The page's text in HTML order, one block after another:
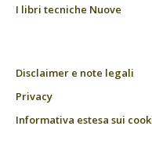
I libri tecniche Nuove
Disclaimer e note legali
Privacy
Informativa estesa sui